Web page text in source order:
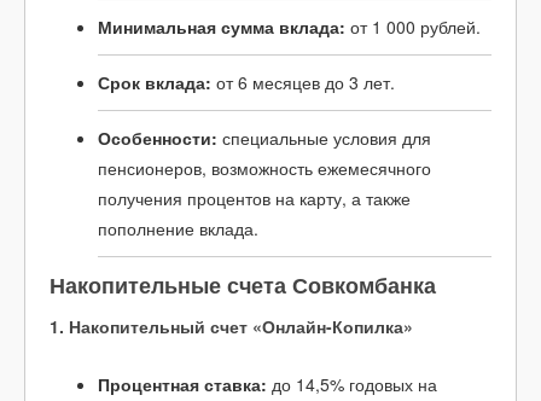
Минимальная сумма вклада: от 1 000 рублей.
Срок вклада: от 6 месяцев до 3 лет.
Особенности: специальные условия для
пенсионеров, возможность ежемесячного
получения процентов на карту, а также
пополнение вклада.
Накопительные счета Совкомбанка
1. Накопительный счет «Онлайн-Копилка»
Процентная ставка: до 14,5% годовых на